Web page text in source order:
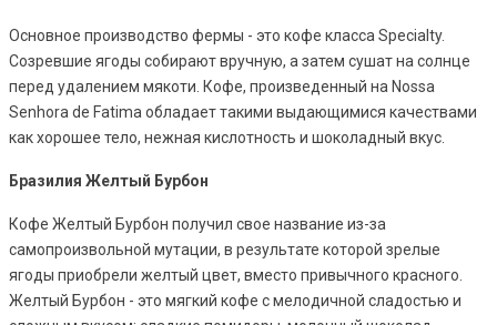
Основное производство фермы - это кофе класса Specialty.
Созревшие ягоды собирают вручную, а затем сушат на солнце
перед удалением мякоти. Кофе, произведенный на Nossa
Senhora de Fatima обладает такими выдающимися качествами
как хорошее тело, нежная кислотность и шоколадный вкус.
Бразилия Желтый Бурбон
Кофе Желтый Бурбон получил свое название из-за
самопроизвольной мутации, в результате которой зрелые
ягоды приобрели желтый цвет, вместо привычного красного.
Желтый Бурбон - это мягкий кофе с мелодичной сладостью и